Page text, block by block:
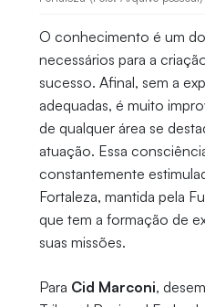
O conhecimento é um
necessários para a
sucesso. Afinal, sem a
adequadas, é muito
de qualquer área se
atuação. Essa
constantemente
Fortaleza, mantida pela
que tem a formação de
suas missões.
Para Cid Marconi,